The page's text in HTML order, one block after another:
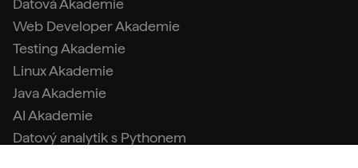
Datová Akademie
Web Developer Akademie
Testing Akademie
Linux Akademie
Java Akademie
AI Akademie
Datový analytik s Pythonem